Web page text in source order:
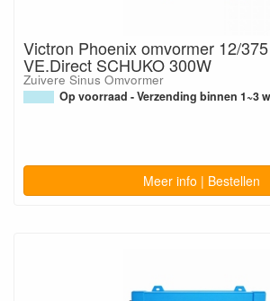
Victron Phoenix omvormer 12/
VE.Direct SCHUKO 300W
Zuivere Sinus Omvormer
Op voorraad - Verzending binnen 1~3
Meer info | Bestellen